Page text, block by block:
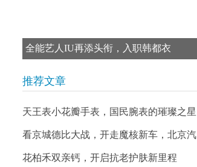
全能艺人IU再添头衔，入职韩都衣
推荐文章
天王表小花瓣手表，国民腕表的璀璨之星
看京城德比大战，开走魔核新车，北京汽
花柏禾双亲钙，开启抗老护肤新里程